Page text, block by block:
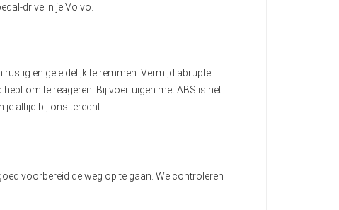
drive in je Volvo.
en geleidelijk te remmen. Vermijd abrupte
om te reageren. Bij voertuigen met ABS is het
altijd bij ons terecht.
voorbereid de weg op te gaan. We controleren